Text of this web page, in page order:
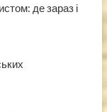
де зараз і